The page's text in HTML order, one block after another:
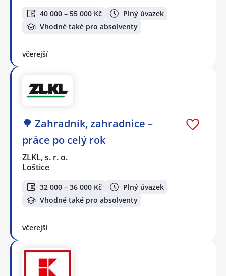
40 000 – 55 000 Kč
Plný úvazek
Vhodné také pro absolventy
včerejší
🌳 Zahradník, zahradnice –
práce po celý rok
ZLKL, s. r. o.
Loštice
32 000 – 36 000 Kč
Plný úvazek
Vhodné také pro absolventy
včerejší